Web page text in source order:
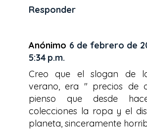
Responder
Anónimo 6 de febrero de
5:34 p.m.
Creo que el slogan de
verano, era " precios de
pienso que desde
colecciones la ropa y el
planeta, sinceramente